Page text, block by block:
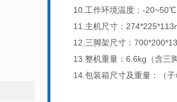
10.工作环境温度：-20~50℃
11.主机尺寸：
12.三脚架尺寸：
13.整机重量：6.6kg（含三
14.包装箱尺寸及重量：（